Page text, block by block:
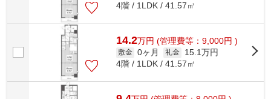
4階 / 1LDK / 41.57㎡
14.2万円 (管理費等：9,000円 )
敷金 0ヶ月 礼金
15.1万円
4階 / 1LDK / 41.57㎡